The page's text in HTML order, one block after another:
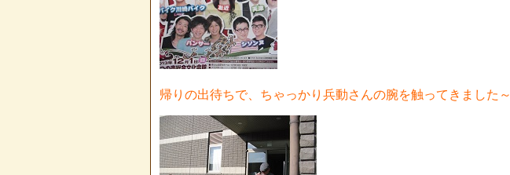
帰りの出待ちで、ちゃっかり兵動さんの腕を触ってきました～